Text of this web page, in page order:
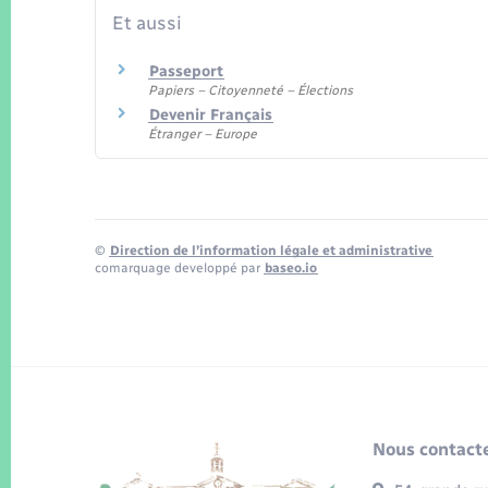
Et aussi
Passeport
Papiers – Citoyenneté – Élections
Devenir Français
Étranger – Europe
© Direction de l’information légale et administrative
comarquage developpé par baseo.io
Nous